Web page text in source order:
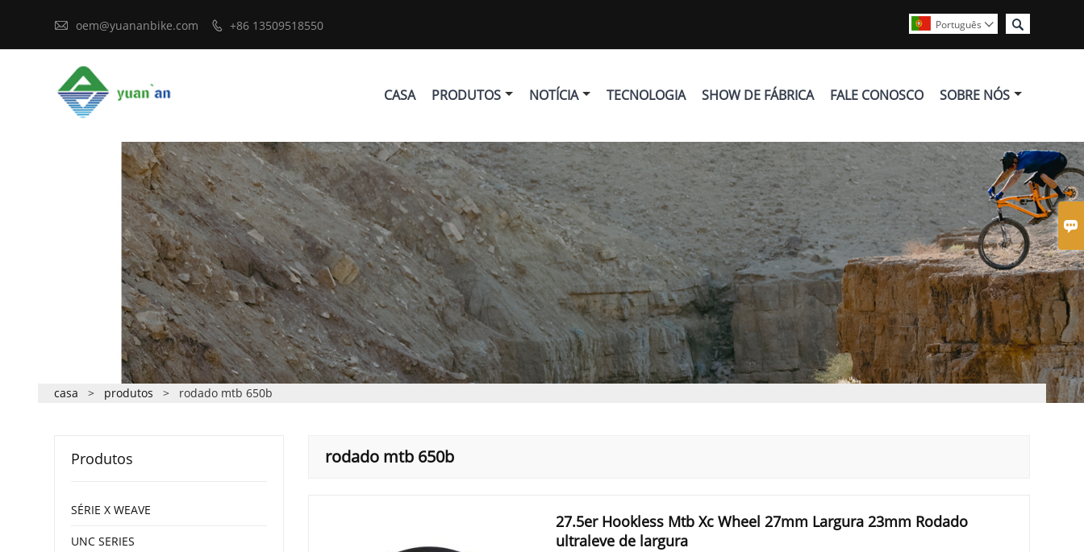

 oem@yuananbike.com  +86 13509518550 
Português 
CASA PRODUTOS NOTÍCIA TECNOLOGIA SHOW DE FÁBRICA FALE CONOSCO SOBRE NÓS
casa > produtos > rodado mtb 650b
rodado mtb 650b
27.5er Hookless Mtb Xc Wheel 27mm Largura 23mm Rodado
ultraleve de largura
Produtos
SÉRIE X WEAVE
UNC SERIES